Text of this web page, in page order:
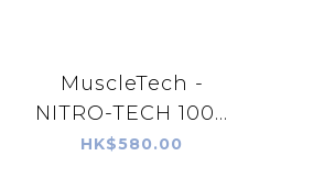
MuscleTech -
NITRO-TECH 100...
HK$580.00